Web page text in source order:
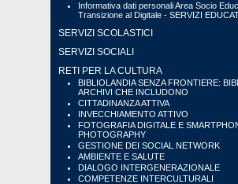
Informativa dati personali Area Socio
Transizione al Digitale - SERVIZI
SERVIZI SCOLASTICI
SERVIZI SOCIALI
RETI PER LA CULTURA
BIBLIOLANDIA SENZA FRONTIERE:
ARCHIVI CHE INCLUDONO
CITTADINANZA ATTIVA
INVECCHIAMENTO ATTIVO
FOTOGRAFIA DIGITALE E
PHOTOGRAPHY
GESTIONE DEI SOCIAL NETWORK
AMBIENTE E SALUTE
DIALOGO INTERGENERAZIONALE
COMPETENZE INTERCULTURALI